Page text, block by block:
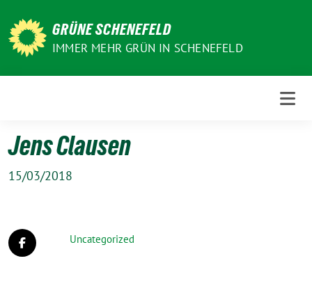
zum
Inhalt
GRÜNE SCHENEFELD
IMMER MEHR GRÜN IN SCHENEFELD
Jens Clausen
15/03/2018
Uncategorized